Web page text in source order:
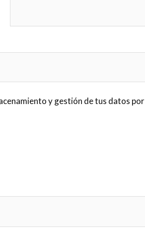
y gestión de tus datos por